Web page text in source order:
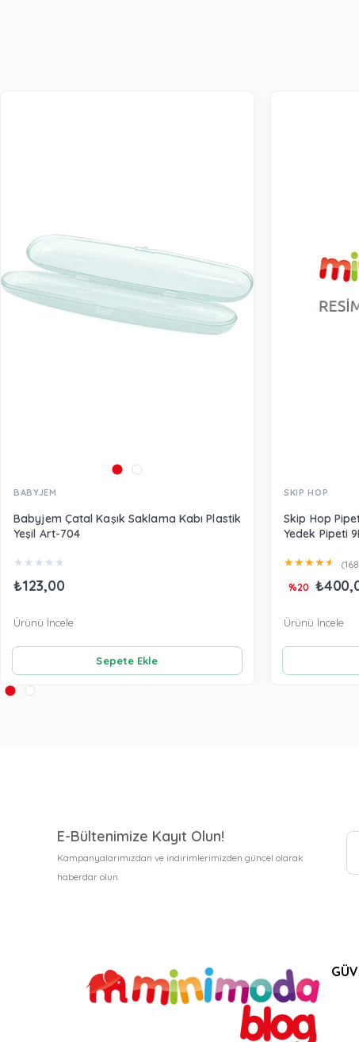
BABYJEM
Babyjem Çatal Kaşık Saklama Kabı Plastik
Yeşil Art-704
★ ★ ★ ★ ★
₺123,00
Sepete Ekle
Ürünü İncele
SKIP HOP
Skip Hop
Yedek Pipeti
★★★★★
%20
Ürünü İncele
E-Bültenimize Kayıt Olun!
Kampanyalarımızdan ve indirimlerimizden güncel olarak
haberdar olun.